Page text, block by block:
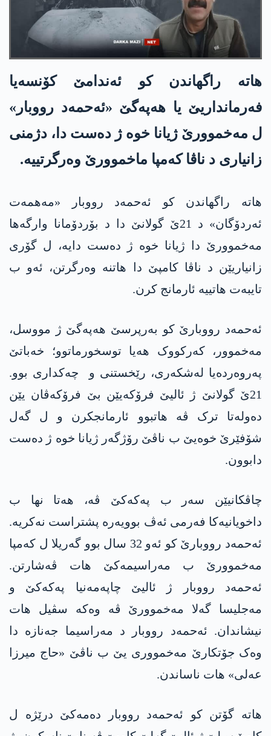
ھاتە راگھاندن کو ئەندامێ کۆنسەیا
فەرمانداریێ یا ھەپەگێ «ئەحمەد رووبار»
ل مەخموورێ ژیانا خوە ژ دەست دا، دژمنی
زانیاری د ناڤا کەمپا ماخموورێ وەرگرتییە.
ھاتە راگھاندن کو ئەحمەد رووبار «مەھمەت
ئەردۆگان» د 21ێ گولانێ دا د بۆردۆمانا وارگەھا
مەخموورێ دا ژیانا خوە ژ دەست دایە، ل گۆری
زانیاریێن د ناڤا کامپێ دا ھاتنە وەرگرتن، ئەو ب
تایبەت ھاتییە ئارمانج کرن.
ئەحمەد رووبارێ کو بەرپرسێ ھەپەگێ ژ مووسل،
مەخموور، کەرکووک ھەیا توسخورماتوو؛ خەباتێ
پەروەردەیا لەشکەری، رێخستنی و چەکداری بوو.
21ێ گولانێ ژ ئالیێ فرۆکەیێن بێ فرۆکەڤان یێن
دەولەتا ترک ڤە ھاتبوو ئارمانجکرن و ل گەل
شۆفێرێ خوەیێ ب ناڤێ رۆژگەر ژیانا خوە ژ دەست
دابوون.
چاڤکانیێن سەر ب پەکەکێ ڤە، ھەتا نھا ب
داخویانیەکا فەرمی ئەڤ بوویەرە پشتراست نەکریە.
ئەحمەد رووبارێ کو ئەو 32 سال بوو گەریلا ل کەمپا
مەخموورێ ب مەراسیمەکێ ھات ڤەشارتن.
ئەحمەد رووبار ژ ئالیێ چاپەمەنیا پەکەکێ و
مەجلیسا گەلا مەخموورێ ڤە وەکە سڤیل ھات
نیشاندان. ئەحمەد رووبار د مەراسیما جەنازە دا
وەک جۆتکارێ مەخمووری یێ ب ناڤێ «حاج میرزا
عەلی» ھات ناساندن.
ھاتە گۆتن کو ئەحمەد رووبار دەمەکێ درێژە ل